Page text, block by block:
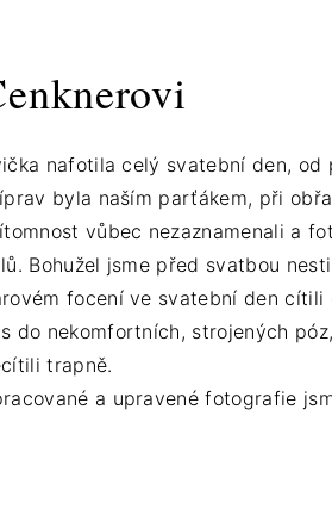
nafotila celý svatební den,
byla naším parťákem, při
vůbec nezaznamenali a
Bohužel jsme před svatbou
focení ve svatební den cítili
do nekomfortních, strojených
trapně.
a upravené fotografie